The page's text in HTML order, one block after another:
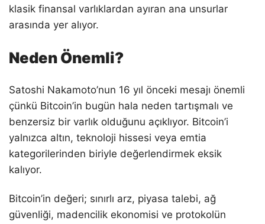
klasik finansal varlıklardan ayıran ana unsurlar
arasında yer alıyor.
Neden Önemli?
Satoshi Nakamoto’nun 16 yıl önceki mesajı önemli
çünkü Bitcoin’in bugün hala neden tartışmalı ve
benzersiz bir varlık olduğunu açıklıyor. Bitcoin’i
yalnızca altın, teknoloji hissesi veya emtia
kategorilerinden biriyle değerlendirmek eksik
kalıyor.
Bitcoin’in değeri; sınırlı arz, piyasa talebi, ağ
güvenliği, madencilik ekonomisi ve protokolün